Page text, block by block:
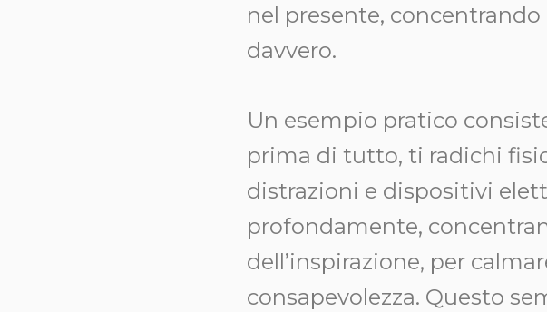
nel presente,
davvero.
Un esempio pratico
prima di tutto, ti radichi
distrazioni e dispositivi
profondamente,
dell’inspirazione, per
consapevolezza. Questo